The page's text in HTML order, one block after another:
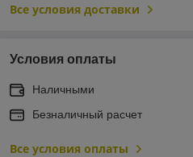
Все условия доставки
Условия оплаты
Наличными
Безналичный расчет
Все условия оплаты